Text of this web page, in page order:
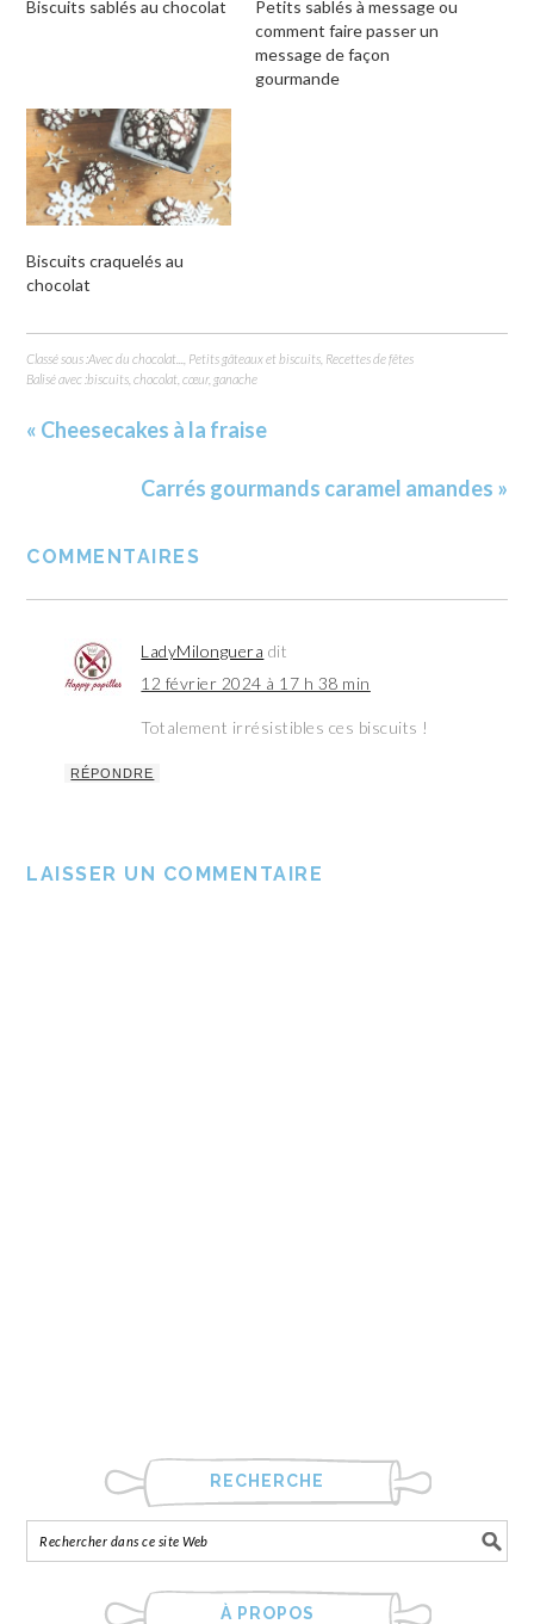
Biscuits sablés au chocolat
Petits sablés à message ou
comment faire passer un
message de façon
gourmande
Biscuits craquelés au
chocolat
Classé sous :Avec du chocolat... Petits gâteaux et biscuits Recettes de fêtes
Balisé avec :biscuits ,chocolat ,cœur,ganache
« Cheesecakes à la fraise
Carrés gourmands caramel amandes »
COMMENTAIRES
LadyMilonguera dit
12 février 2024 à 17 h 38 min
Totalement irrésistibles ces biscuits !
RÉPONDRE
LAISSER UN COMMENTAIRE
RECHERCHE
À PROPOS